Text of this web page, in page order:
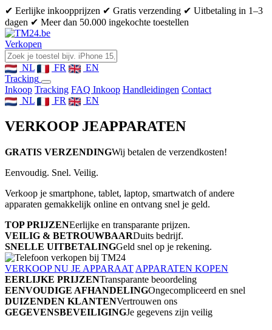
✔ Eerlijke inkoopprijzen ✔ Gratis verzending ✔ Uitbetaling in 1–3
dagen ✔ Meer dan 50.000 ingekochte toestellen
Verkopen
NL FR
EN
Tracking
Inkoop Tracking FAQ Inkoop Handleidingen Contact
NL
FR EN
VERKOOP JEAPPARATEN
GRATIS VERZENDINGWij betalen de verzendkosten!
Eenvoudig. Snel. Veilig.
Verkoop je smartphone, tablet, laptop, smartwatch of andere
apparaten gemakkelijk online en ontvang snel je geld.
TOP PRIJZENEerlijke en transparante prijzen.
VEILIG & BETROUWBAARDuits bedrijf.
SNELLE UITBETALINGGeld snel op je rekening.
VERKOOP NU JE APPARAAT APPARATEN KOPEN
EERLIJKE PRIJZENTransparante beoordeling
EENVOUDIGE AFHANDELINGOngecompliceerd en snel
DUIZENDEN KLANTENVertrouwen ons
GEGEVENSBEVEILIGINGJe gegevens zijn veilig